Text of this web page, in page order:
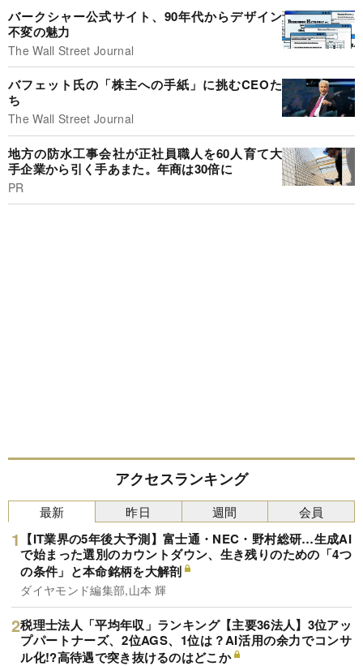
バークシャー公式サイト、90年代からデザイン
不変の魅力
The Wall Street Journal
バフェット氏の「株主への手紙」に挑むCEOた
ち
The Wall Street Journal
地方の防水工事会社が正社員職人を60人育て大
手企業から引く手あまた。年商は30倍に
PR
アクセスランキング
最新
【IT業界の5年後大予測】富士通・NEC・野村総研…生成AI
で始まった選別のカウントダウン、生き残りのための「4つ
の条件」と本命銘柄を大解剖
ダイヤモンド編集部,山本 輝
税理士法人「平均年収」ランキング【主要36法人】3位アッ
プパートナーズ、2位AGS、1位は？AI活用の余力でコンサ
ル化!?高待遇で突き抜けるのはどこか
昨日 週間 会員